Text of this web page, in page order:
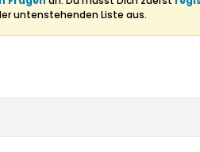
untenstehenden Liste aus.